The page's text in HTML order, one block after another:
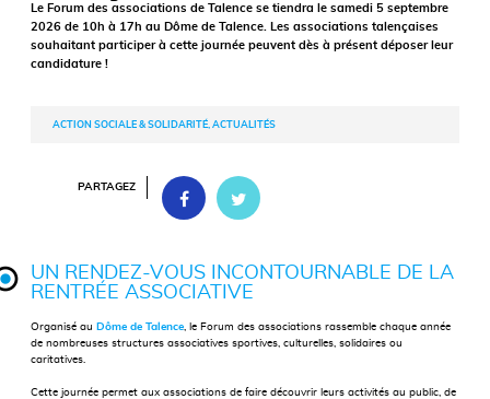
Le Forum des associations de Talence se tiendra le samedi 5 septembre
2026 de 10h à 17h au Dôme de Talence. Les associations talençaises
souhaitant participer à cette journée peuvent dès à présent déposer leur
candidature !
ACTION SOCIALE & SOLIDARITÉ, ACTUALITÉS
PARTAGEZ
UN RENDEZ-VOUS INCONTOURNABLE DE LA
RENTRÉE ASSOCIATIVE
Organisé au Dôme de Talence , le Forum des associations rassemble chaque année
de nombreuses structures associatives sportives, culturelles, solidaires ou
caritatives.
Cette journée permet aux associations de faire découvrir leurs activités au public, de